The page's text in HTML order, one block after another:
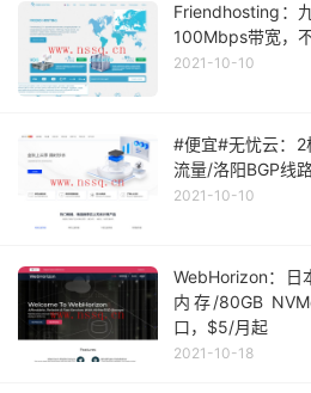
Friendhosting：
100Mbps带宽，
2021-10-10
#便宜#无忧云：
流量/洛阳BGP线
2021-10-10
WebHorizon：日
内存/80GB
口，$5/月起
2021-10-18